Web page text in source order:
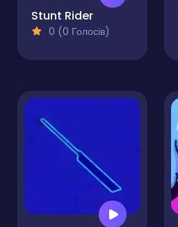
Stunt Rider
0 (0 Голосів)